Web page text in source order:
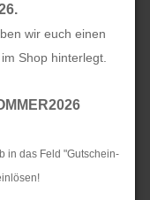
wir euch einen
Shop hinterlegt.
in das Feld "Gutschein-